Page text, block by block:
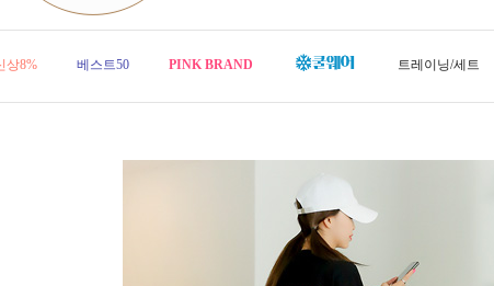
상8% 베스트50 PINK BRAND 트레이닝/세트